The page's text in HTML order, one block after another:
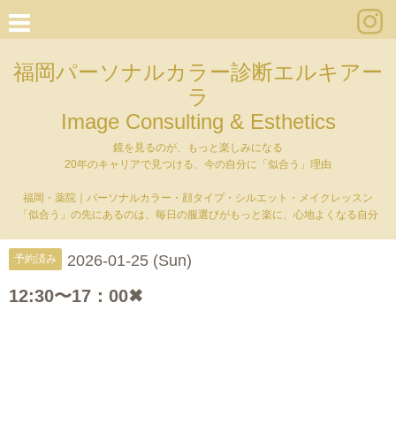
福岡パーソナルカラー診断エルキアー
ラ
Image Consulting & Esthetics
鏡を見るのが、もっと楽しみになる
20年のキャリアで見つける、今の自分に「似合う」理由
福岡・薬院｜パーソナルカラー・顔タイプ・シルエット・メイクレッスン
「似合う」の先にあるのは、毎日の服選びがもっと楽に、心地よくなる自分
予約済み 2026-01-25 (Sun)
12:30〜17：00✖